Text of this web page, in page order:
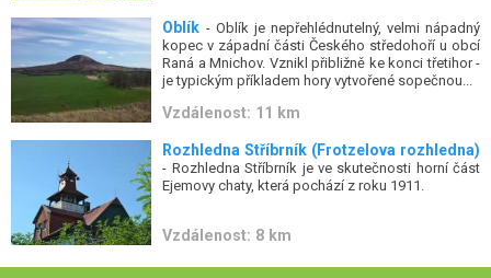
Oblík - Oblík je nepřehlédnutelný, velmi nápadný
kopec v západní části Českého středohoří u obcí
Raná a Mnichov. Vznikl přibližně ke konci třetihor -
je typickým příkladem hory vytvořené sopečnou...
Vzdálenost: 11 km
Rozhledna Stříbrník (Frotzelova rozhledna)
- Rozhledna Stříbrník je ve skutečnosti horní část
Ejemovy chaty, která pochází z roku 1911.
Vzdálenost: 8 km